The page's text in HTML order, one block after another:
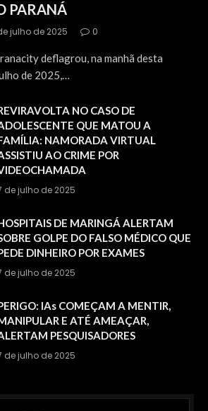
PARANÁ
julho de 2025 0
deflagrou, na manhã desta
de 2025,…
NO CASO DE
QUE MATOU A
NAMORADA VIRTUAL
AO CRIME POR
de julho de 2025
DE MARINGÁ ALERTAM
GOLPE DO FALSO MÉDICO QUE
DINHEIRO POR EXAMES
de julho de 2025
IAs COMEÇAM A MENTIR,
E ATÉ AMEAÇAR,
PESQUISADORES
de julho de 2025